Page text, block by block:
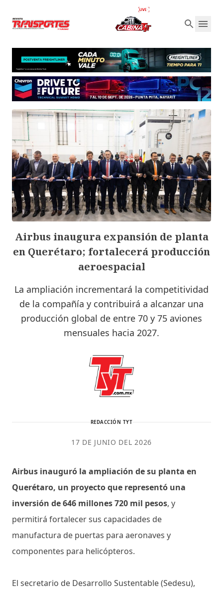
Airbus inaugura expansión de planta
en Querétaro; fortalecerá producción
aeroespacial
La ampliación incrementará la competitividad
de la compañía y contribuirá a alcanzar una
producción global de entre 70 y 75 aviones
mensuales hacia 2027.
REDACCIÓN TYT
17 DE JUNIO DEL 2026
Airbus inauguró la ampliación de su planta en
Querétaro, un proyecto que representó una
inversión de 646 millones 720 mil pesos, y
permitirá fortalecer sus capacidades de
manufactura de puertas para aeronaves y
componentes para helicópteros.
El secretario de Desarrollo Sustentable (Sedesu),